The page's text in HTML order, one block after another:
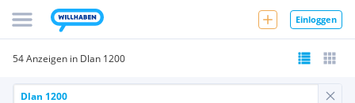
Einloggen
54 Anzeigen in Dlan 1200